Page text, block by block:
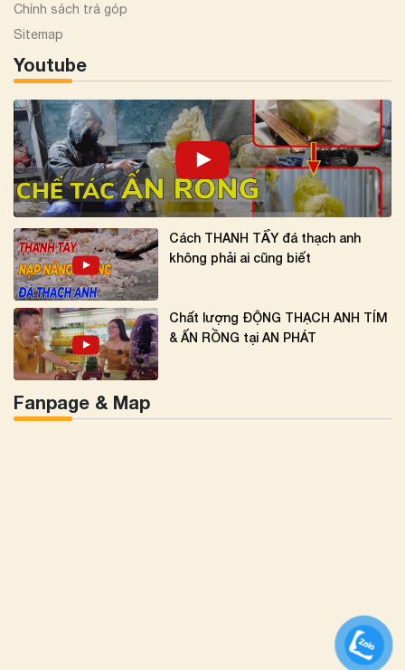
Chính sách trả góp
Sitemap
Youtube
Cách THANH TẨY đá thạch anh
không phải ai cũng biết
Chất lượng ĐỘNG THẠCH ANH TÍM
& ẤN RỒNG tại AN PHÁT
Fanpage & Map